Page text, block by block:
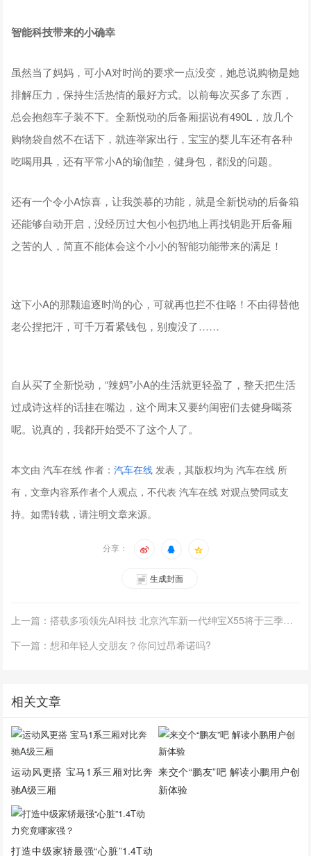
智能科技带来的小确幸
虽然当了妈妈，可小A对时尚的要求一点没变，她总说购物是她
排解压力，保持生活热情的最好方式。以前每次买多了东西，
总会抱怨车子装不下。全新悦动的后备厢据说有490L，放几个
购物袋自然不在话下，就连举家出行，宝宝的婴儿车还有各种
吃喝用具，还有平常小A的瑜伽垫，健身包，都没的问题。
还有一个令小A惊喜，让我羡慕的功能，就是全新悦动的后备箱
还能够自动开启，没经历过大包小包扔地上再找钥匙开后备厢
之苦的人，简直不能体会这个小小的智能功能带来的满足！
这下小A的那颗追逐时尚的心，可就再也拦不住咯！不由得替他
老公捏把汗，可千万看紧钱包，别瘦没了……
自从买了全新悦动，“辣妈”小A的生活就更轻盈了，整天把生活
过成诗这样的话挂在嘴边，这个周末又要约闺密们去健身喝茶
呢。说真的，我都开始受不了这个人了。
本文由 汽车在线 作者：汽车在线 发表，其版权均为 汽车在线 所
有，文章内容系作者个人观点，不代表 汽车在线 对观点赞同或支
持。如需转载，请注明文章来源。
分享：
生成封面
上一篇：搭载多项领先AI科技 北京汽车新一代绅宝X55将于三季度上市
下一篇：想和年轻人交朋友？你问过昂希诺吗?
相关文章
运动风更搭 宝马1系三厢对比奔
驰A级三厢
来交个“鹏友”吧 解读小鹏用户创
新体验
打造中级家轿最强“心脏”1.4T动